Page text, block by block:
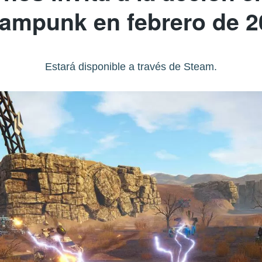
en febrero de
Estará disponible a través de Steam.